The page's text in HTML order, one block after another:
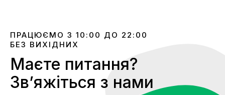
ПРАЦЮЄМО З 10:00 ДО 22:00
БЕЗ ВИХІДНИХ
Маєте питання?
Звʼяжіться з нами